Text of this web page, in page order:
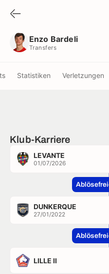
Enzo Bardeli
Transfers
Statistiken Verletzungen
Klub-Karriere
LEVANTE
01/07/2026
DUNKERQUE
27/01/2022
LILLE II